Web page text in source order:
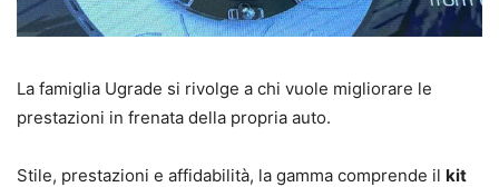
La famiglia Ugrade si rivolge a chi vuole migliorare le
prestazioni in frenata della propria auto.
Stile, prestazioni e affidabilità, la gamma comprende il kit